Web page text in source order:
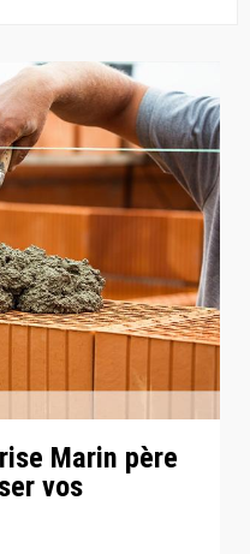
Marin père
vos